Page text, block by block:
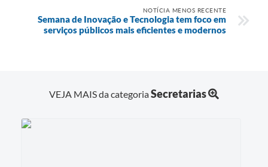
NOTÍCIA MENOS RECENTE
Semana de Inovação e Tecnologia tem foco em
serviços públicos mais eficientes e modernos
VEJA MAIS da categoriaSecretarias